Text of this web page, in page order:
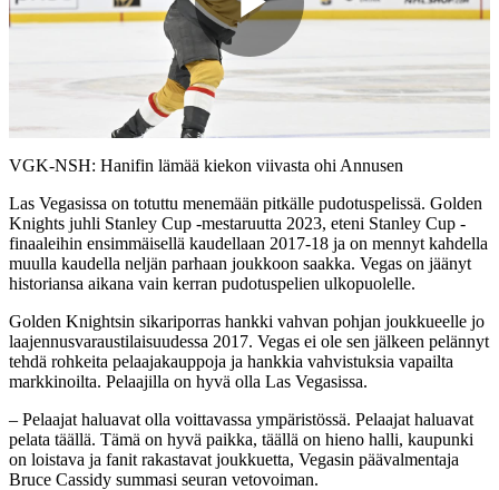
Play
Video
VGK-NSH: Hanifin lämää kiekon viivasta ohi Annusen
Las Vegasissa on totuttu menemään pitkälle pudotuspelissä. Golden
Knights juhli Stanley Cup -mestaruutta 2023, eteni Stanley Cup -
finaaleihin ensimmäisellä kaudellaan 2017-18 ja on mennyt kahdella
muulla kaudella neljän parhaan joukkoon saakka. Vegas on jäänyt
historiansa aikana vain kerran pudotuspelien ulkopuolelle.
Golden Knightsin sikariporras hankki vahvan pohjan joukkueelle jo
laajennusvaraustilaisuudessa 2017. Vegas ei ole sen jälkeen pelännyt
tehdä rohkeita pelaajakauppoja ja hankkia vahvistuksia vapailta
markkinoilta. Pelaajilla on hyvä olla Las Vegasissa.
– Pelaajat haluavat olla voittavassa ympäristössä. Pelaajat haluavat
pelata täällä. Tämä on hyvä paikka, täällä on hieno halli, kaupunki
on loistava ja fanit rakastavat joukkuetta, Vegasin päävalmentaja
Bruce Cassidy summasi seuran vetovoiman.